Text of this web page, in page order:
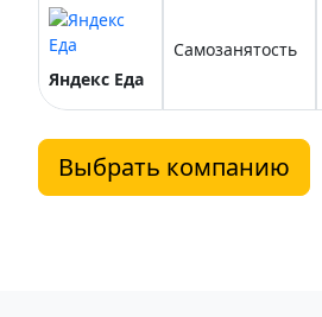
Яндекс Еда
Самозанятость
Выбрать компанию